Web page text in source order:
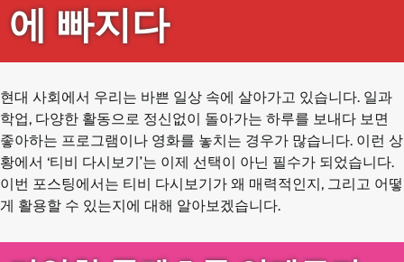
에 빠지다
현대 사회에서 우리는 바쁜 일상 속에 살아가고 있습니다. 일과
학업, 다양한 활동으로 정신없이 돌아가는 하루를 보내다 보면
좋아하는 프로그램이나 영화를 놓치는 경우가 많습니다. 이런 상
황에서 ‘티비 다시보기’는 이제 선택이 아닌 필수가 되었습니다.
이번 포스팅에서는 티비 다시보기가 왜 매력적인지, 그리고 어떻
게 활용할 수 있는지에 대해 알아보겠습니다.